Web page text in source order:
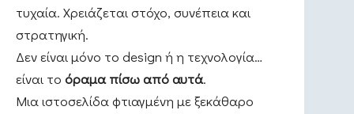
τυχαία. Χρειάζεται στόχο, συνέπεια και
στρατηγική.
Δεν είναι μόνο το design ή η τεχνολογία…
είναι το όραμα πίσω από αυτά.
Μια ιστοσελίδα φτιαγμένη με ξεκάθαρο